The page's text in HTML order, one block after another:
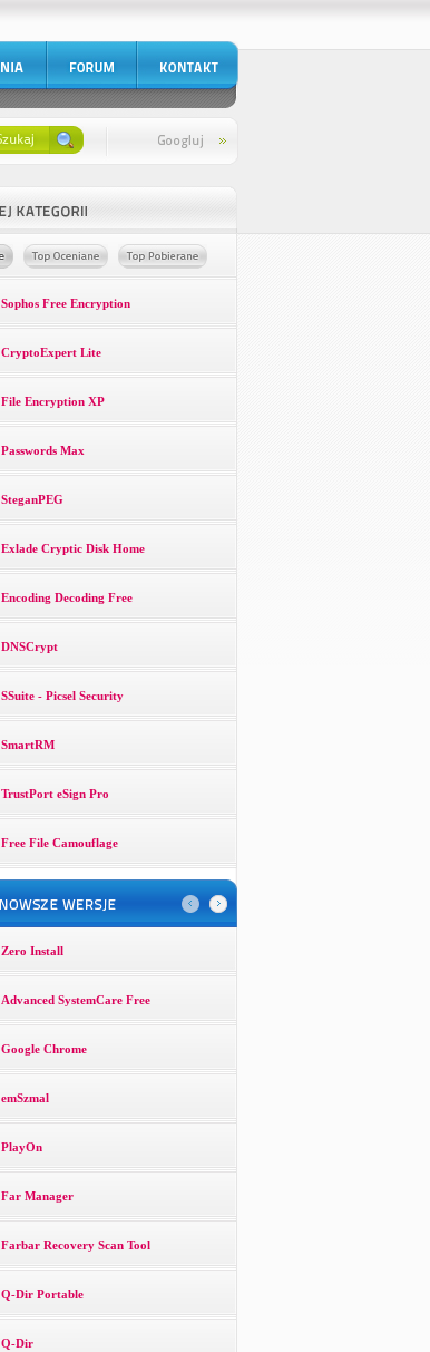
Sophos Free Encryption
CryptoExpert Lite
File Encryption XP
Passwords Max
SteganPEG
Exlade Cryptic Disk Home
Encoding Decoding Free
DNSCrypt
SSuite - Picsel Security
SmartRM
TrustPort eSign Pro
Free File Camouflage
Zero Install
Advanced SystemCare Free
Google Chrome
emSzmal
PlayOn
Far Manager
Farbar Recovery Scan Tool
Q-Dir Portable
Q-Dir